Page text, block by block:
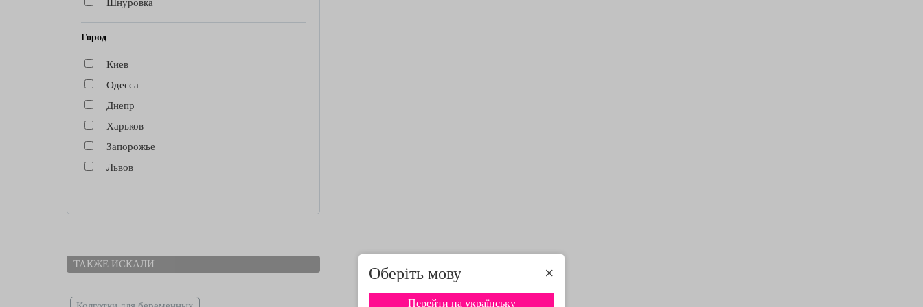
Оберіть мову ×
Перейти на українську
Шнуровка
Город
Киев
Одесса
Днепр
Харьков
Запорожье
Львов
ТАКЖЕ ИСКАЛИ